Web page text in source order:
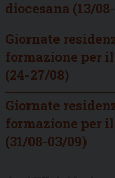
diocesana (13/
Giornate
formazione per
(24-27/08)
Giornate
formazione per
(31/08-03/09)